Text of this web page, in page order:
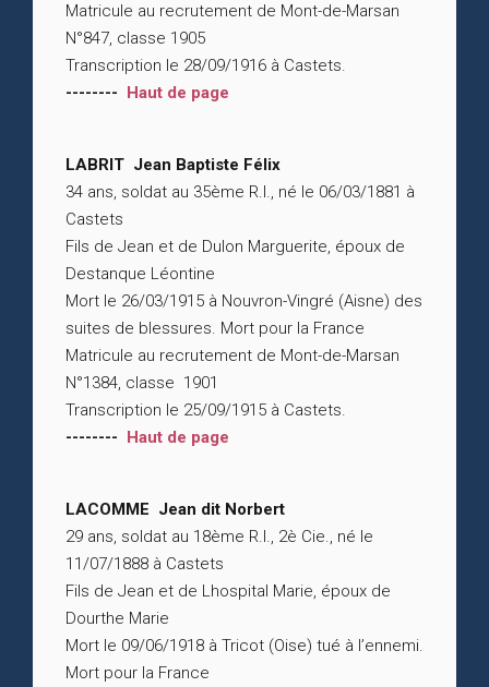
Matricule au recrutement de Mont-de-Marsan
N°847, classe 1905
Transcription le 28/09/1916 à Castets.
-------- Haut de page
LABRIT Jean Baptiste Félix
34 ans, soldat au 35ème R.I., né le 06/03/1881 à
Castets
Fils de Jean et de Dulon Marguerite, époux de
Destanque Léontine
Mort le 26/03/1915 à Nouvron-Vingré (Aisne) des
suites de blessures. Mort pour la France
Matricule au recrutement de Mont-de-Marsan
N°1384, classe 1901
Transcription le 25/09/1915 à Castets.
-------- Haut de page
LACOMME Jean dit Norbert
29 ans, soldat au 18ème R.I., 2è Cie., né le
11/07/1888 à Castets
Fils de Jean et de Lhospital Marie, époux de
Dourthe Marie
Mort le 09/06/1918 à Tricot (Oise) tué à l’ennemi.
Mort pour la France